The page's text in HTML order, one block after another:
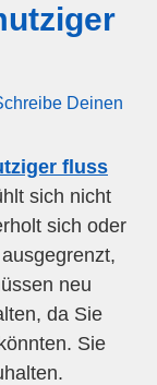
Deinen
fluss
sich nicht
sich oder
neu
da Sie
Sie